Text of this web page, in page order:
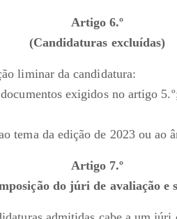
Artigo 6.º
(Candidaturas excluídas)
liminar da candidatura:
exigidos no artigo
tema da edição de 2023 ou ao
Artigo 7.º
do júri de avaliação e